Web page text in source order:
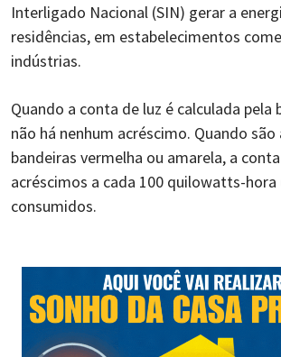
Interligado Nacional (SIN) gerar a
residências, em estabelecimentos
indústrias.
Quando a conta de luz é calculada pela
não há nenhum acréscimo. Quando são
bandeiras vermelha ou amarela, a
acréscimos a cada 100 quilowatts-hora
consumidos.